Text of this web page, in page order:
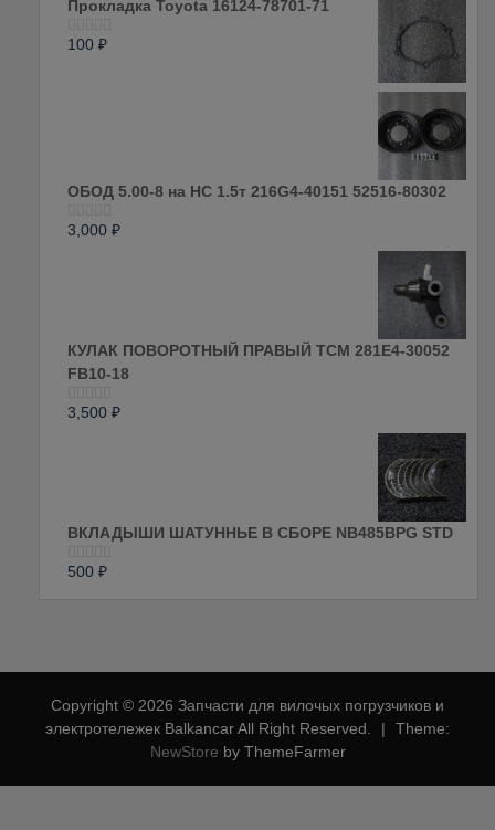
Прокладка Toyota 16124-78701-71
Оценка
100 ₽
ОБОД 5.00-8 на HC 1.5т 216G4-40151 52516-80302
Оценка
3,000 ₽
КУЛАК ПОВОРОТНЫЙ ПРАВЫЙ ТСМ 281E4-30052
FB10-18
Оценка
3,500 ₽
ВКЛАДЫШИ ШАТУННЬЕ В СБОРЕ NB485BPG STD
Оценка
500 ₽
Copyright © 2026 Запчасти для вилочых погрузчиков и
электротележек Balkancar All Right Reserved.
|
Theme:
NewStore by ThemeFarmer